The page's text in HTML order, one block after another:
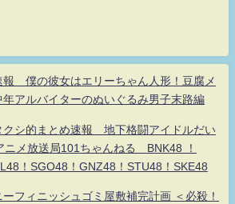
報 僕の彼女はエリーちゃん人形！豆腐メ
年アルバイターのぬいぐるみ男子末路編
シ的まとめ速報 地下格闘アイドルだい
メ放送局101ちゃんねる BNK48 ！
！SGO48！GNZ48！STU48！SKE48
フィニッシュゴミ屋敷補完計画 ＜必殺！